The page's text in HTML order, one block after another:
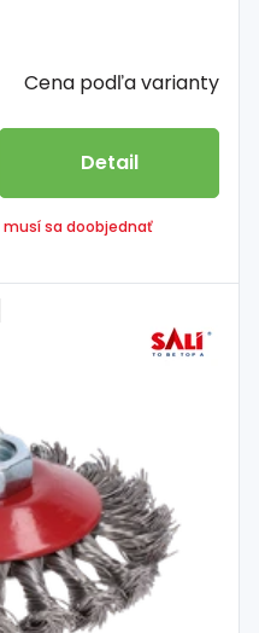
Cena podľa varianty
Detail
musí sa doobjednať